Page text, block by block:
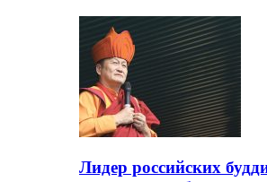
Лидер российских